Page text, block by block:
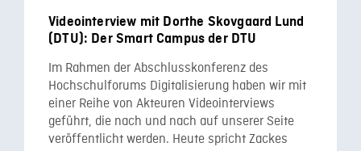
Videointerview mit Dorthe Skovgaard Lund
(DTU): Der Smart Campus der DTU
Im Rahmen der Abschlusskonferenz des
Hochschulforums Digitalisierung haben wir mit
einer Reihe von Akteuren Videointerviews
geführt, die nach und nach auf unserer Seite
veröffentlicht werden. Heute spricht Zackes